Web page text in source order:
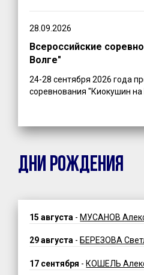
28.09.2026
Всероссийские
Волге"
24-28 сентября 2026 года
соревнования "Киокушин на
ДНИ РОЖДЕНИЯ
15 августа - МУСАНОВ
29 августа - БЕРЕЗОВА
17 сентября - КОШЕЛЬ